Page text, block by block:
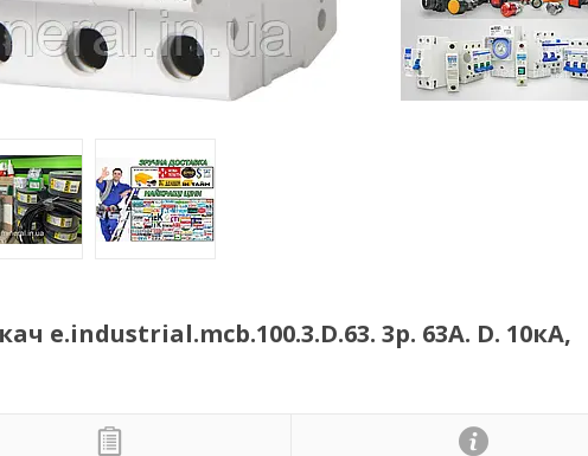
3р. 63А. D. 10кА,